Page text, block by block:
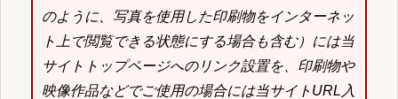
のように、写真を使用した印刷物をインターネッ
ト上で閲覧できる状態にする場合も含む）には当
サイトトップページへのリンク設置を、印刷物や
映像作品などでご使用の場合には当サイトURL入